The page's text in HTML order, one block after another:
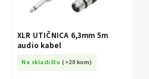
XLR UTIČNICA 6,3mm 5m
audio kabel
Na skladištu (>20 kom)